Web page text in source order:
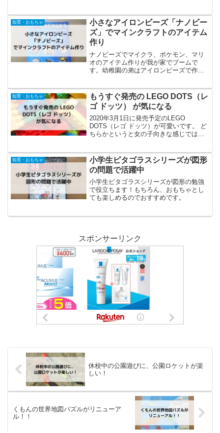
知育・おもちゃ
小さなアイロンビーズ「ナノビー
ズ」でマインクラフトのアイテム
作り
ナノビーズでマイクラ、ポケモン、マリ
オのアイテム作りが我が家でブームで
す。幼稚園の弟はアイロンビーズで作成
知育・おもちゃ
もうすぐ発売の LEGO DOTS（レ
ゴ ドッツ） が気になる
2020年3月1日に発売予定のLEGO
DOTS（レゴ ドッツ）が可愛いです。 ど
ちらかというと女の子向きな感じではあ
ツ 41903 コズミックワンダーブレスレッ
ト(...
知育・おもちゃ
小学生ピタゴラスシリーズが図形
の問題で活躍中
小学生ピタゴラスシリーズが図形の勉強
で役立ちます！もちろん、おもちゃとし
ても楽しめるのでおすすめです。
スポンサーリンク
休校中の公園遊びに、公園ロケットが楽
しい！
くもんの世界地図パズルがリニューア
ル！！